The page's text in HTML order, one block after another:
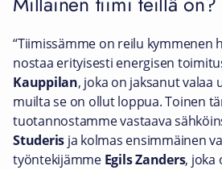
“Tiimissämme on reilu kymmenen
nostaa erityisesti energisen
Kauppilan, joka on jaksanut valaa
muilta se on ollut loppua. Toinen
tuotannostamme vastaava
Studeris ja kolmas ensimmäinen
työntekijämme Egils Zanders, joka